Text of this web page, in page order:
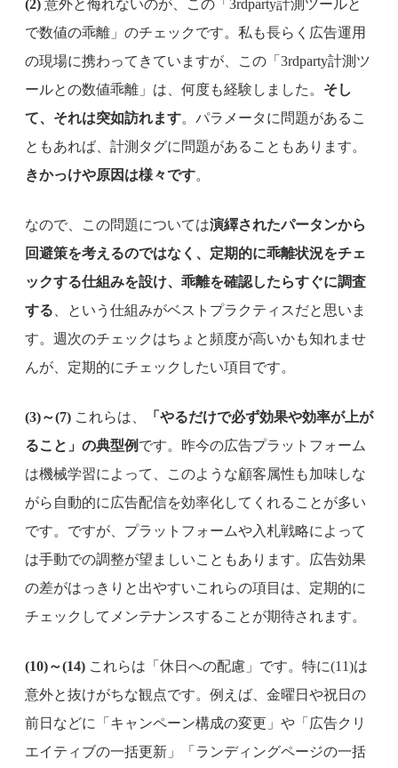
(2) 意外と侮れないのが、この「3rdparty計測ツールと
で数値の乖離」のチェックです。私も長らく広告運用
の現場に携わってきていますが、この「3rdparty計測ツ
ールとの数値乖離」は、何度も経験しました。 そし
て、それは突如訪れます。パラメータに問題があるこ
ともあれば、計測タグに問題があることもあります。
きかっけや原因は様々です。
なので、この問題については演繹されたパータンから
回避策を考えるのではなく、定期的に乖離状況をチェ
ックする仕組みを設け、乖離を確認したらすぐに調査
する 、という仕組みがベストプラクティスだと思いま
す。週次のチェックはちょと頻度が高いかも知れませ
んが、定期的にチェックしたい項目です。
(3)～(7) これらは、
「やるだけで必ず効果や効率が上が
ること」の典型例 です。昨今の広告プラットフォーム
は機械学習によって、このような顧客属性も加味しな
がら自動的に広告配信を効率化してくれることが多い
です。ですが、プラットフォームや入札戦略によって
は手動での調整が望ましいこともあります。広告効果
の差がはっきりと出やすいこれらの項目は、定期的に
チェックしてメンテナンスすることが期待されます。
(10)～(14) これらは「休日への配慮」です。特に(11)は
意外と抜けがちな観点です。例えば、金曜日や祝日の
前日などに「キャンペーン構成の変更」や「広告クリ
エイティブの一括更新」「ランディングページの一括